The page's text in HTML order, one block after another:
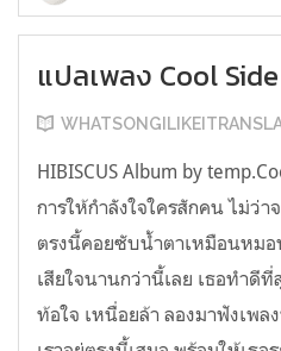
แปลเพลง Cool
HIBISCUS Album by
การให้กำลังใจใครสักคน ไม่ว่า
ตรงนี้คอยซับน้ำตาเหมือนหม
เสียใจนานกว่านี้เลย เธอทำดี
ท้อใจ เหนื่อยล้า ลองมาฟังเพ